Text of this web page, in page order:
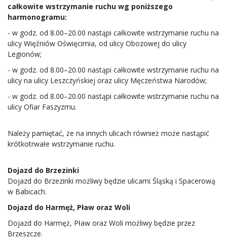
całkowite wstrzymanie ruchu wg poniższego
harmonogramu:
- w godz. od 8.00–20.00 nastąpi całkowite wstrzymanie ruchu na
ulicy Więźniów Oświęcimia, od ulicy Obozowej do ulicy
Legionów;
- w godz. od 8.00–20.00 nastąpi całkowite wstrzymanie ruchu na
ulicy na ulicy Leszczyńskiej oraz ulicy Męczeństwa Narodów;
- w godz. od 8.00–20.00 nastąpi całkowite wstrzymanie ruchu na
ulicy Ofiar Faszyzmu.
Należy pamiętać, że na innych ulicach również może nastąpić
krótkotrwałe wstrzymanie ruchu.
Dojazd do Brzezinki
Dojazd do Brzezinki możliwy będzie ulicami Śląską i Spacerową
w Babicach.
Dojazd do Harmęż, Pław oraz Woli
Dojazd do Harmęż, Pław oraz Woli możliwy będzie przez
Brzeszcze.